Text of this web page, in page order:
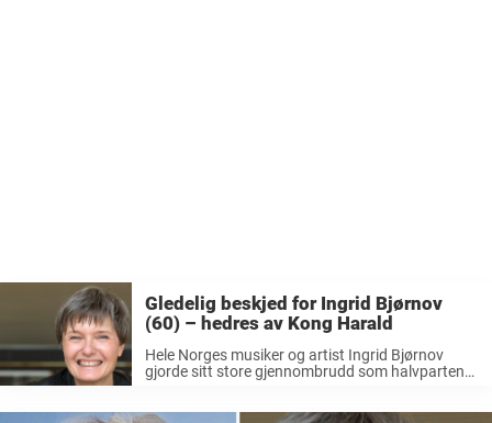
Gledelig beskjed for Ingrid Bjørnov
(60) – hedres av Kong Harald
Hele Norges musiker og artist Ingrid Bjørnov
gjorde sitt store gjennombrudd som halvparten